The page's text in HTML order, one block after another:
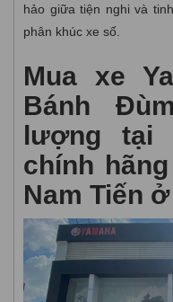
hảo giữa tiện nghi và
phân khúc xe số.
Mua xe
Bánh
lượng tại
chính
Nam Tiến